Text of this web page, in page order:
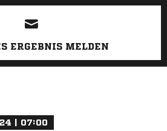
ANZEIGE
ERGEBNIS MELDEN
| 07:00